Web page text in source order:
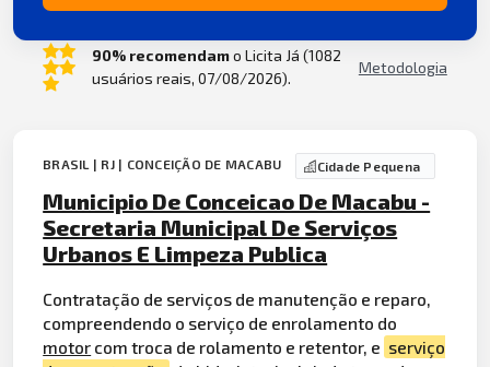
90% recomendamo Licita Já (1082
usuários reais, 07/08/2026).
Metodologia
BRASIL | RJ | CONCEIÇÃO DE MACABU Cidade Pequena
Municipio De Conceicao De Macabu -
Secretaria Municipal De Serviços
Urbanos E Limpeza Publica
Contratação de serviços de manutenção e reparo,
compreendendo o serviço de enrolamento do
motor com troca de rolamento e retentor, e serviço